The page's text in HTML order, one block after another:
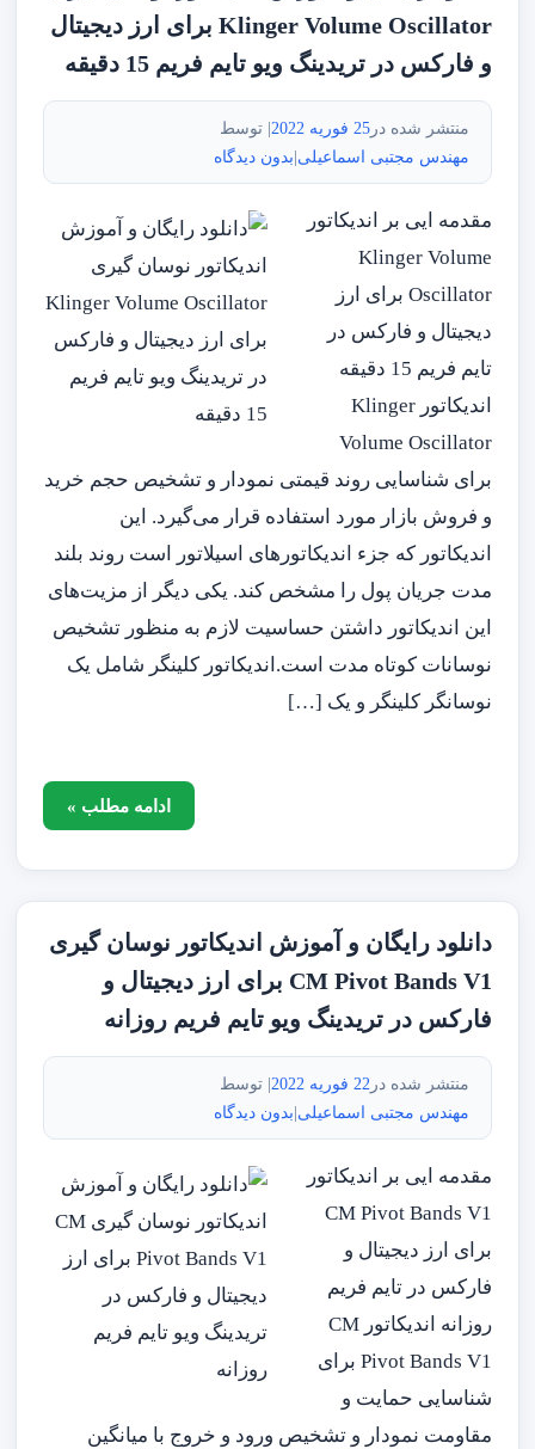
Klinger Volume Oscillator برای ارز دیجیتال
و فارکس در تریدینگ ویو تایم فریم 15 دقیقه
منتشر شده در25 فوریه 2022
| توسط
مهندس مجتبی اسماعیلی|بدون دیدگاه
مقدمه ایی بر اندیکاتور
Klinger Volume
Oscillator برای ارز
دیجیتال و فارکس در
تایم فریم 15 دقیقه
اندیکاتور Klinger
Volume Oscillator
برای شناسایی روند قیمتی نمودار و تشخیص حجم خرید
و فروش بازار مورد استفاده قرار می‌گیرد. این
اندیکاتور که جزء اندیکاتورهای اسیلاتور است روند بلند
مدت جریان پول را مشخص کند. یکی دیگر از مزیت‌های
این اندیکاتور داشتن حساسیت لازم به منظور تشخیص
نوسانات کوتاه مدت است.اندیکاتور کلینگر شامل یک
نوسانگر کلینگر و یک […]
ادامه مطلب »
دانلود رایگان و آموزش اندیکاتور نوسان گیری
CM Pivot Bands V1 برای ارز دیجیتال و
فارکس در تریدینگ ویو تایم فریم روزانه
منتشر شده در 22 فوریه 2022
| توسط
مهندس مجتبی اسماعیلی|بدون دیدگاه
مقدمه ایی بر اندیکاتور
CM Pivot Bands V1
برای ارز دیجیتال و
فارکس در تایم فریم
روزانه اندیکاتور CM
Pivot Bands V1 برای
شناسایی حمایت و
مقاومت نمودار و تشخیص ورود و خروج با میانگین